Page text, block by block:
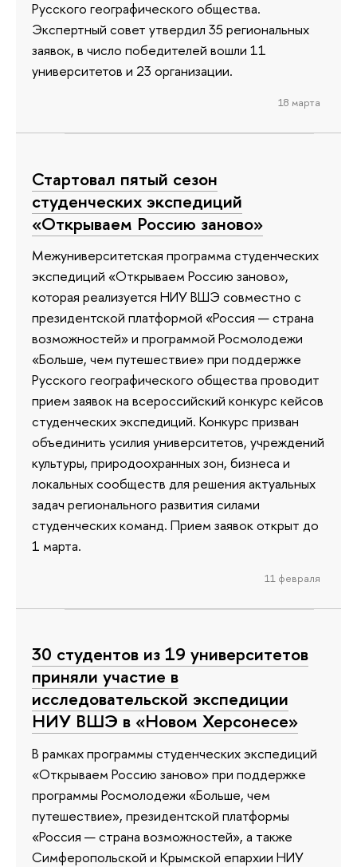
Русского географического общества.
Экспертный совет утвердил 35 региональных
заявок, в число победителей вошли 11
университетов и 23 организации.
18 марта
Стартовал пятый сезон
студенческих экспедиций
«Открываем Россию заново»
Межуниверситетская программа студенческих
экспедиций «Открываем Россию заново»,
которая реализуется НИУ ВШЭ совместно с
президентской платформой «Россия — страна
возможностей» и программой Росмолодежи
«Больше, чем путешествие» при поддержке
Русского географического общества проводит
прием заявок на всероссийский конкурс кейсов
студенческих экспедиций. Конкурс призван
объединить усилия университетов, учреждений
культуры, природоохранных зон, бизнеса и
локальных сообществ для решения актуальных
задач регионального развития силами
студенческих команд. Прием заявок открыт до
1 марта.
11 февраля
30 студентов из 19 университетов
приняли участие в
исследовательской экспедиции
НИУ ВШЭ в «Новом Херсонесе»
В рамках программы студенческих экспедиций
«Открываем Россию заново» при поддержке
программы Росмолодежи «Больше, чем
путешествие», президентской платформы
«Россия — страна возможностей», а также
Симферопольской и Крымской епархии НИУ